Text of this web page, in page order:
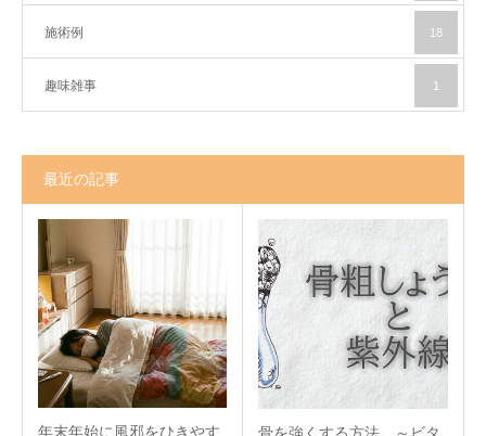
施術例 18
趣味雑事 1
最近の記事
年末年始に風邪をひきやす